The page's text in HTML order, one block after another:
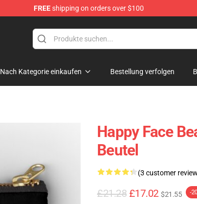
FREEshipping on orders over $100
Nach Kategorie einkaufen Bestellung verfolgen
Happy Face
Beutel
(3 customer
£21.28 £17.02 $21.55 -